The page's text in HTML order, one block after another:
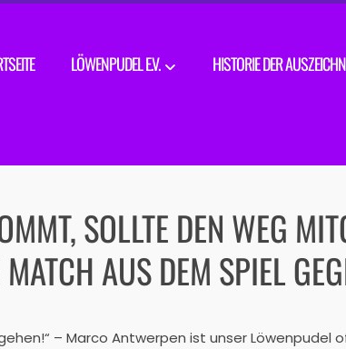
LÖWENPUDEL E.V. HISTORIE DER
SOLLTE DEN WEG
AUS DEM SPIEL
– Marco Antwerpen ist unser Löwenpudel